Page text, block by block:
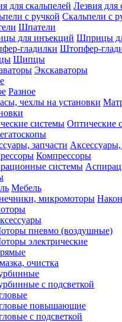
Лезвия для
Скальпели с
Шпатели
Шприцы
Штопфер-
Щипцы
Экскаваторы
Разное
Оптические
Аксессуары,
Компрессоры
Мебель
пневмо (воздушные)
электрические
очистка
с подсветкой
повышающие
с подсветкой